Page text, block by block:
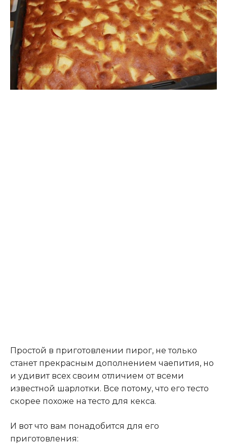
Простой в приготовлении пирог, не только
станет прекрасным дополнением чаепития, но
и удивит всех своим отличием от всеми
известной шарлотки. Все потому, что его тесто
скорее похоже на тесто для кекса.
И вот что вам понадобится для его
приготовления: